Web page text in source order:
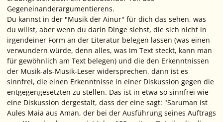
Gegeneinanderargumentierens.
Du kannst in der "Musik der Ainur" für dich das sehen, was
du willst, aber wenn du darin Dinge siehst, die sich nicht in
irgendeiner Form an der Literatur belegen lassen (was einen
verwundern würde, denn alles, was im Text steckt, kann man
für gewöhnlich am Text belegen) und die den Erkenntnissen
der Musik-als-Musik-Leser widersprechen, dann ist es
sinnfrei, die einen Erkenntnisse in einer Diskussion gegen die
entgegengesetzten zu stellen. Das ist in etwa so sinnfrei wie
eine Diskussion dergestalt, dass der eine sagt: "Saruman ist
Aules Maia aus Aman, der bei der Ausführung seines Auftrags